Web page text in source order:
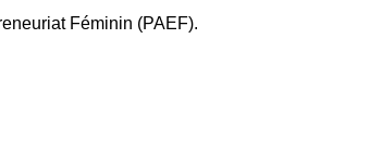
Féminin (PAEF).